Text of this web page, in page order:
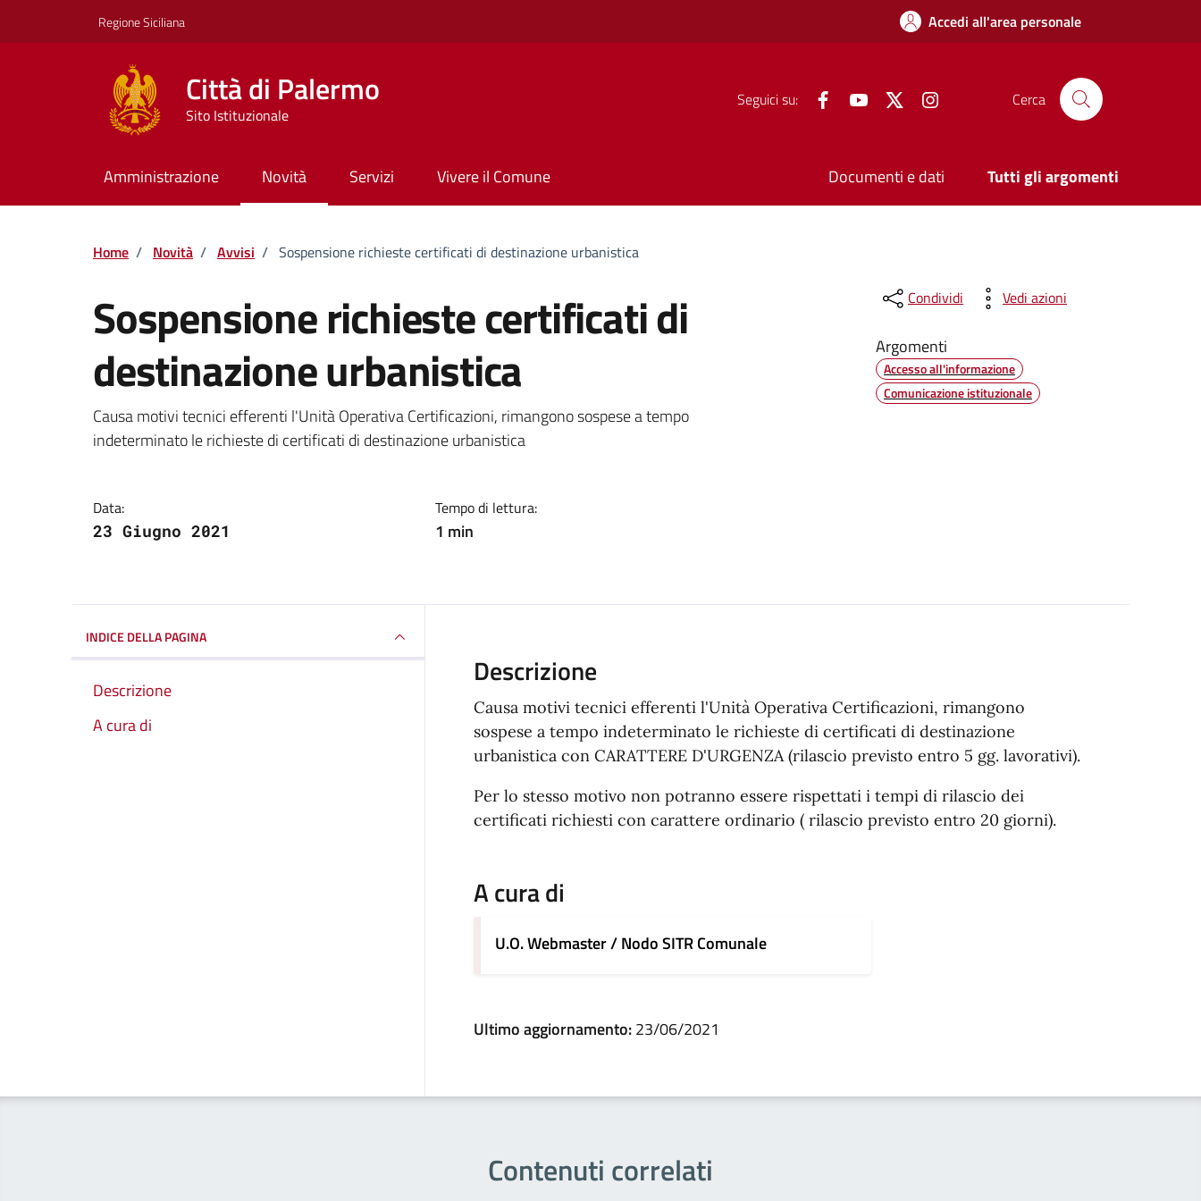
Regione Siciliana Accedi all'area personale
Città di Palermo
Sito Istituzionale
Seguici su: FacebookYouTube Twitter Cerca
Amministrazione Novità Servizi Vivere il Comune Documenti e dati Tutti gli argomenti
Home / Novità / Avvisi / Sospensione richieste certificati di destinazione urbanistica
Sospensione richieste certificati di
destinazione urbanistica
Dettagli della notizia
Causa motivi tecnici efferenti l'Unità Operativa Certificazioni, rimangono sospese a tempo
indeterminato le richieste di certificati di destinazione urbanistica
Data:
23 Giugno 2021
Tempo di lettura:
1 min
Condividi Vedi azioni
Argomenti
Accesso all'informazione
Comunicazione istituzionale
INDICE DELLA PAGINA
Descrizione
A cura di
Descrizione
Causa motivi tecnici efferenti l'Unità Operativa Certificazioni, rimangono
sospese a tempo indeterminato le richieste di certificati di destinazione
urbanistica con CARATTERE D'URGENZA (rilascio previsto entro 5 gg. lavorativi).
Per lo stesso motivo non potranno essere rispettati i tempi di rilascio dei
certificati richiesti con carattere ordinario ( rilascio previsto entro 20 giorni).
A cura di
U.O. Webmaster / Nodo SITR Comunale
Ultimo aggiornamento:23/06/2021
Contenuti correlati